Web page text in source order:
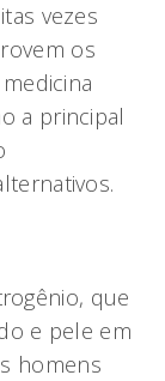
vezes
os
a principal
que
e pele em
homens